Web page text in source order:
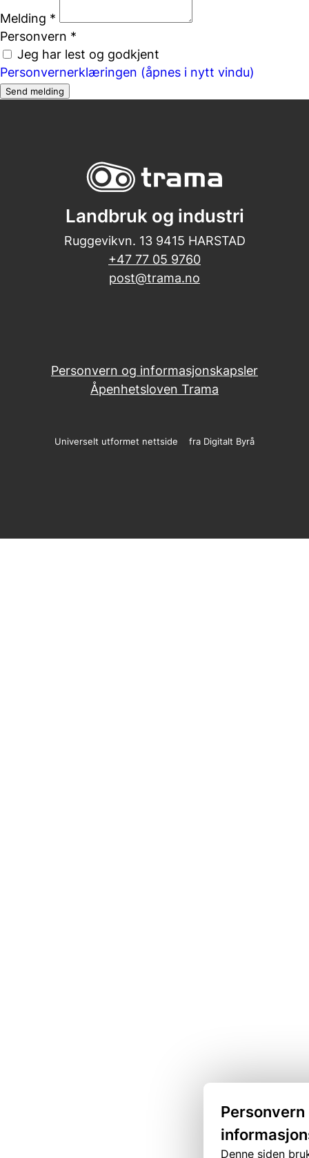
Melding *
Personvern *
Jeg har lest og godkjent
Personvernerklæringen (åpnes i nytt vindu)
Send melding
Landbruk og industri
Ruggevikvn. 13 9415 HARSTAD
+47 77 05 9760
post@trama.no
Personvern og informasjonskapsler
Åpenhetsloven Trama
Personvern
Denne siden
Universelt utformet nettside fra Digitalt Byrå